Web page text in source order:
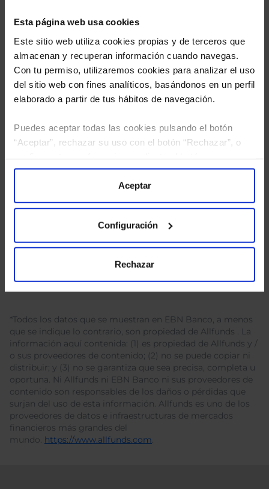
Esta página web usa cookies
Este sitio web utiliza cookies propias y de terceros que
almacenan y recuperan información cuando navegas.
Con tu permiso, utilizaremos cookies para analizar el uso
del sitio web con fines analíticos, basándonos en un perfil
elaborado a partir de tus hábitos de navegación.
Puedes aceptar todas las cookies pulsando el botón
“Aceptar”, rechazar su uso con el botón “Rechazar”, o
“Configuración”. Consulta nuestraPolítica
para más información.
Aceptar
Configuración
Rechazar
He leído
*Todos los datos que se muestran en EBN Banco, a menos
que se indique lo contrario, son propiedad de Allfunds . La
información aquí contenida: (1) es propiedad de Allfunds y /
o sus proveedores de contenido; (2) no se puede copiar ni
distribuir; y (3) no se garantiza que sea precisa, completa u
oportuna. Ni Allfunds ni EBN Banco ni sus proveedores de
contenido son responsables de los daños o pérdidas que
surjan del uso de esta información. Allfunds es uno de los
proveedores de datos e infraestructuras de mercados
financieros más grandes del
mundo. https://www.allfunds.com.